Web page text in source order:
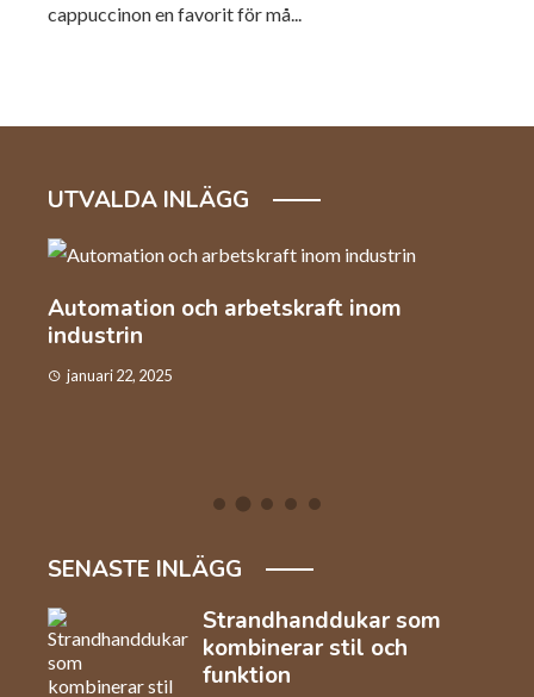
cappuccinon en favorit för må...
UTVALDA INLÄGG
Automation och arbetskraft inom
industrin
januari 22, 2025
SENASTE INLÄGG
Strandhanddukar som
kombinerar stil och
funktion